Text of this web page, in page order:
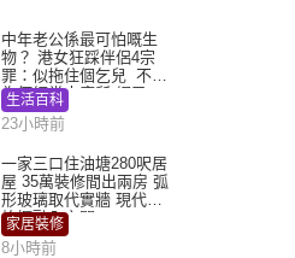
中年老公係最可怕嘅生
物？ 港女狂踩伴侶4宗
罪：似拖住個乞兒 不解
為何經常去廁所 網民一
語道破
生活百科
23小時前
一家三口住油塘280呎居
屋 35萬裝修間出兩房 弧
形玻璃取代實牆 現代神
枱櫃融入玄關
家居裝修
8小時前